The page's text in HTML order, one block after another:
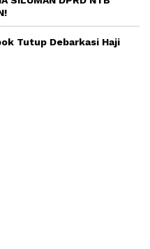
Tutup Debarkasi Haji